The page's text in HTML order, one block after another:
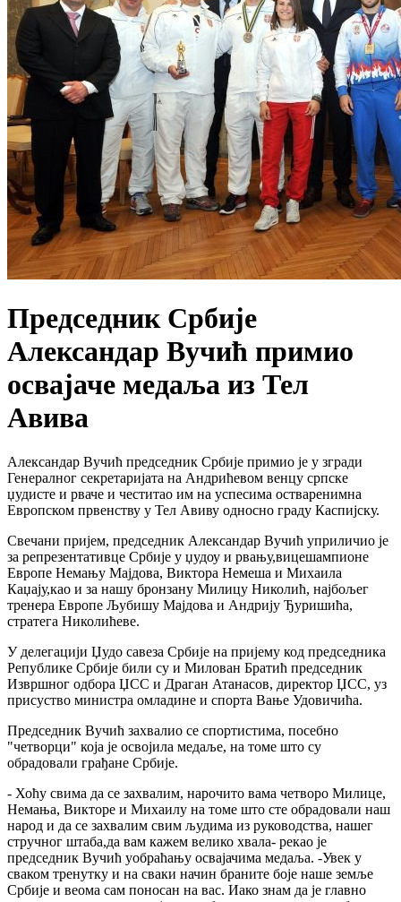
Председник Србије
Александар Вучић примио
освајаче медаља из Тел
Авива
Александар Вучић председник Србије примио је у згради
Генералног секретаријата на Андрићевом венцу српске
џудисте и рваче и честитао им на успесима остваренимна
Европском првенству у Тел Авиву односно граду Каспијску.
Свечани пријем, председник Александар Вучић уприличио је
за репрезентативце Србије у џудоу и рвању,вицешампионе
Европе Немању Мајдова, Виктора Немеша и Михаила
Каџају,као и за нашу бронзану Милицу Николић, најбољег
тренера Европе Љубишу Мајдова и Андрију Ђуришића,
стратега Николићеве.
У делегацији Џудо савеза Србије на пријему код председника
Републике Србије били су и Милован Братић председник
Извршног одбора ЏСС и Драган Атанасов, директор ЏСС, уз
присуство министра омладине и спорта Вање Удовичића.
Председник Вучић захвалио се спортистима, посебно
"четворци" која је освојила медаље, на томе што су
обрадовали грађане Србије.
- Хоћу свима да се захвалим, нарочито вама четворо Милице,
Немања, Викторе и Михаилу на томе што сте обрадовали наш
народ и да се захвалим свим људима из руководства, нашег
стручног штаба,да вам кажем велико хвала- рекао је
председник Вучић уобраћању освајачима медаља. -Увек у
сваком тренутку и на сваки начин браните боје наше земље
Србије и веома сам поносан на вас. Иако знам да је главно